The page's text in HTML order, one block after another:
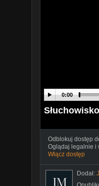
0:00
Odblokuj dostęp
Oglądaj legalnie i
Włącz dostęp
Dodał: